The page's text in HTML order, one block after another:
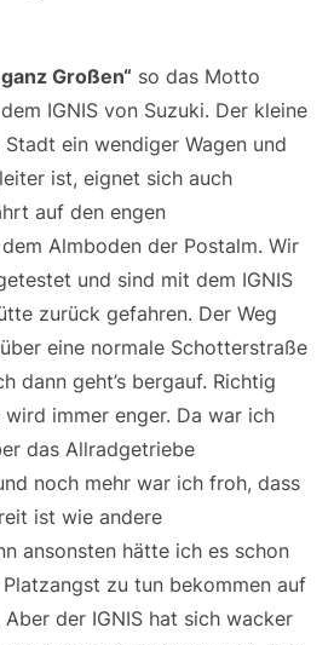
Großen“ so das Motto
IGNIS von Suzuki. Der kleine
Stadt ein wendiger Wagen und
ist, eignet sich auch
auf den engen
Almboden der Postalm. Wir
und sind mit dem IGNIS
zurück gefahren. Der Weg
eine normale Schotterstraße
dann geht’s bergauf. Richtig
immer enger. Da war ich
das Allradgetriebe
noch mehr war ich froh, dass
ist wie andere
ansonsten hätte ich es schon
zu tun bekommen auf
der IGNIS hat sich wacker